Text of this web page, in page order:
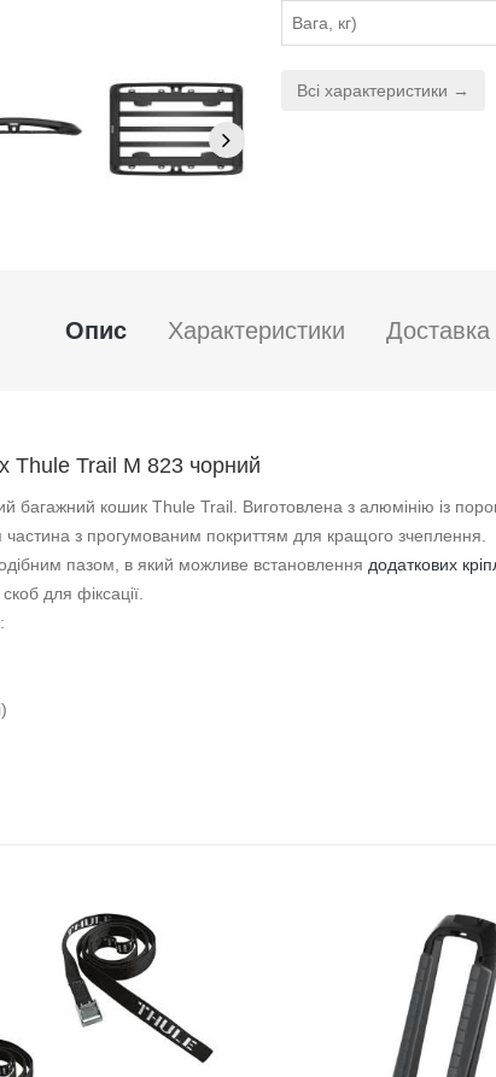
Вага, кг)
Всі характеристики →
Опис Характеристики
Thule Trail M 823 чорний
багажний кошик Thule Trail. Виготовлена з алюмінію із
з прогумованим покриттям для кращого зчеплення.
пазом, в який можливе встановлення додаткових
для фіксації.